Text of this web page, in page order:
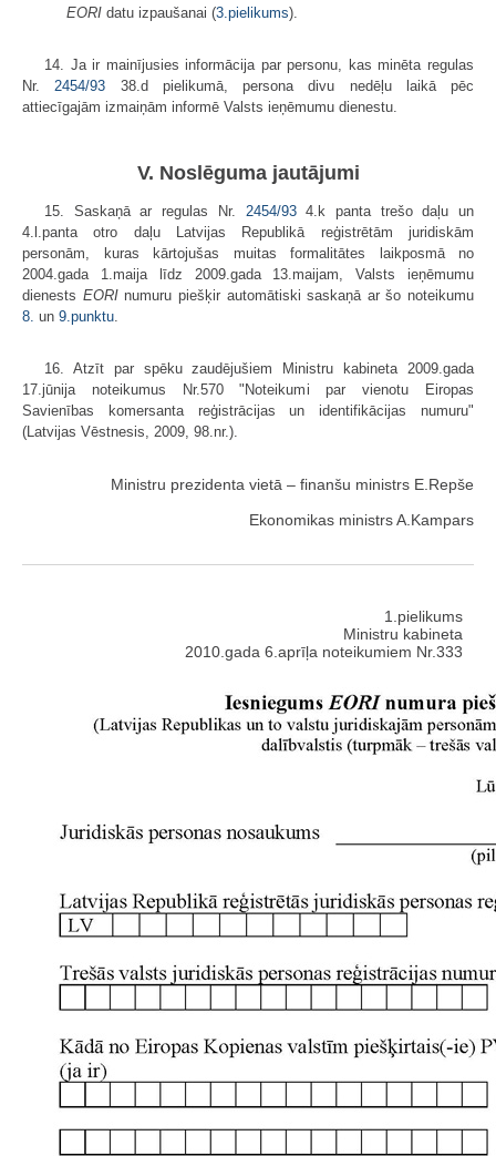
EORI datu izpaušanai (3.pielikums).
14. Ja ir mainījusies informācija par personu, kas minēta regulas
Nr. 2454/93 38.d pielikumā, persona divu nedēļu laikā pēc
attiecīgajām izmaiņām informē Valsts ieņēmumu dienestu.
V. Noslēguma jautājumi
15. Saskaņā ar regulas Nr. 2454/934.k panta trešo daļu un
4.l.panta otro daļu Latvijas Republikā reģistrētām juridiskām
personām, kuras kārtojušas muitas formalitātes laikposmā no
2004.gada 1.maija līdz 2009.gada 13.maijam, Valsts ieņēmumu
dienests EORInumuru piešķir automātiski saskaņā ar šo noteikumu
8. un 9.punktu.
16. Atzīt par spēku zaudējušiem Ministru kabineta 2009.gada
17.jūnija noteikumus Nr.570 "Noteikumi par vienotu Eiropas
Savienības komersanta reģistrācijas un identifikācijas numuru"
(Latvijas Vēstnesis, 2009, 98.nr.).
Ministru prezidenta vietā – finanšu ministrs E.Repše
Ekonomikas ministrs A.Kampars
1.pielikums
Ministru kabineta
2010.gada 6.aprīļa noteikumiem Nr.333